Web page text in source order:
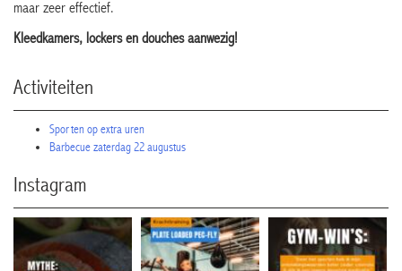
maar zeer effectief.
Kleedkamers, lockers en douches aanwezig!
Activiteiten
Sporten op extra uren
Barbecue zaterdag 22 augustus
Instagram